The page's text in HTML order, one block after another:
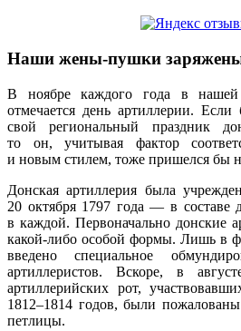
Наши жены-пушки
В ноябре каждого года в нашей
отмечается день артиллерии.
свой региональный праздник
то он, учитывая фактор
и новым стилем, тоже пришелся бы
Донская артиллерия была
20 октября 1797 года — в составе
в каждой. Первоначально донские
какой-либо особой формы. Лишь в
введено специальное
артиллеристов. Вскоре, в
артиллерийских рот,
1812–1814 годов, были
петлицы.